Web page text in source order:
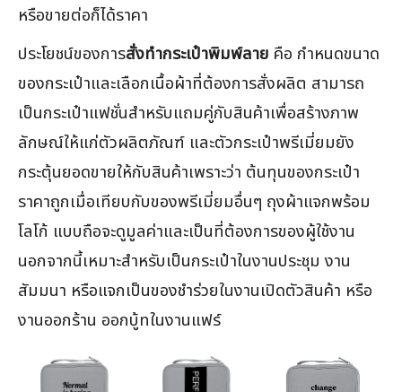
หรือขายต่อก็ได้ราคา
ประโยชน์ของการสั่งทำกระเป๋าพิมพ์ลาย คือ กำหนดขนาด
ของกระเป๋าและเลือกเนื้อผ้าที่ต้องการสั่งผลิต สามารถ
เป็นกระเป๋าแฟชั่นสำหรับแถมคู่กับสินค้าเพื่อสร้างภาพ
ลักษณ์ให้แก่ตัวผลิตภัณฑ์ และตัวกระเป๋าพรีเมี่ยมยัง
กระตุ้นยอดขายให้กับสินค้าเพราะว่า ต้นทุนของกระเป๋า
ราคาถูกเมื่อเทียบกับของพรีเมี่ยมอื่นๆ ถุงผ้าแจกพร้อม
โลโก้ แบบถือจะดูมูลค่าและเป็นที่ต้องการของผู้ใช้งาน
นอกจากนี้เหมาะสำหรับเป็นกระเป๋าในงานประชุม งาน
สัมมนา หรือแจกเป็นของชำร่วยในงานเปิดตัวสินค้า หรือ
งานออกร้าน ออกบู้ทในงานแฟร์